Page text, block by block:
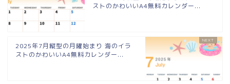
ストのかわいいA4無料カレンダー...
2025年7月縦型の月曜始まり 海のイラ
ストのかわいいA4無料カレンダー...